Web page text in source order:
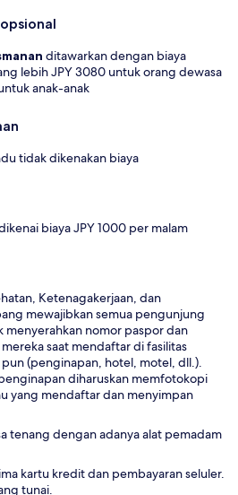
ditawarkan dengan biaya
lebih JPY 3080 untuk orang dewasa
anak-anak
tidak dikenakan biaya
biaya JPY 1000 per malam
Ketenagakerjaan, dan
mewajibkan semua pengunjung
menyerahkan nomor paspor dan
saat mendaftar di fasilitas
(penginapan, hotel, motel, dll.).
diharuskan memfotokopi
yang mendaftar dan menyimpan
tenang dengan adanya alat pemadam
kartu kredit dan pembayaran seluler.
tunai.